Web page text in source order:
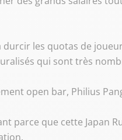
les quotas de
qui sont très
open bar, Philius
que cette Japan